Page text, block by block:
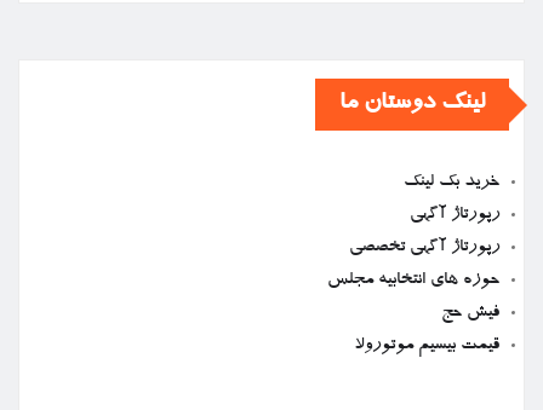
لینک دوستان ما
خرید بک لینک
رپورتاژ آگهی
رپورتاژ آگهی تخصصی
حوزه های انتخابیه مجلس
فیش حج
قیمت بیسیم موتورولا